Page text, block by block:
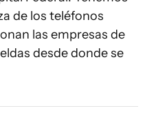
de los teléfonos
las empresas de
desde donde se